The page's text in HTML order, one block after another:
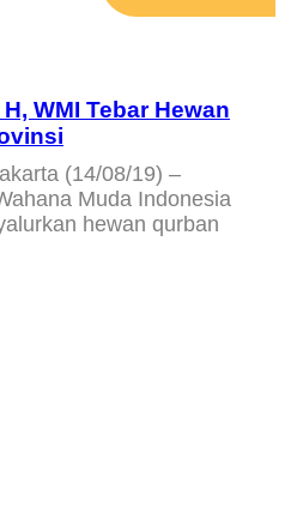
WMI Tebar Hewan
(14/08/19) –
Muda Indonesia
hewan qurban